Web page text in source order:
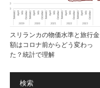
スリランカの物価水準と旅行金
額はコロナ前からどう変わっ
た？統計で理解
検索